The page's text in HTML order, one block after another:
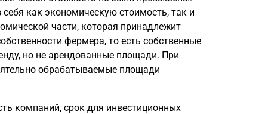
как экономическую стоимость, так и
части, которая принадлежит
фермера, то есть собственные
но не арендованные площади. При
обрабатываемые площади
компаний, срок для инвестиционных